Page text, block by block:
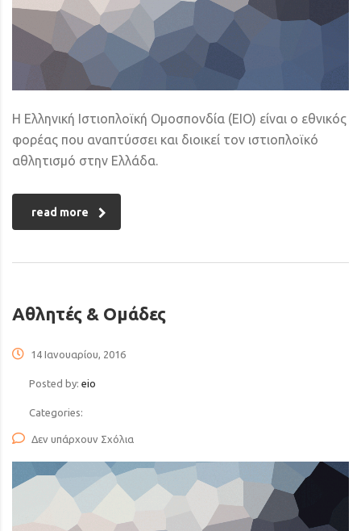
Η Ελληνική Ιστιοπλοϊκή Ομοσπονδία (ΕΙΟ) είναι ο εθνικός
φορέας που αναπτύσσει και διοικεί τον ιστιοπλοϊκό
αθλητισμό στην Ελλάδα.
read more
Αθλητές & Ομάδες
14 Ιανουαρίου, 2016
Posted by: eio
Categories:
Δεν υπάρχουν Σχόλια